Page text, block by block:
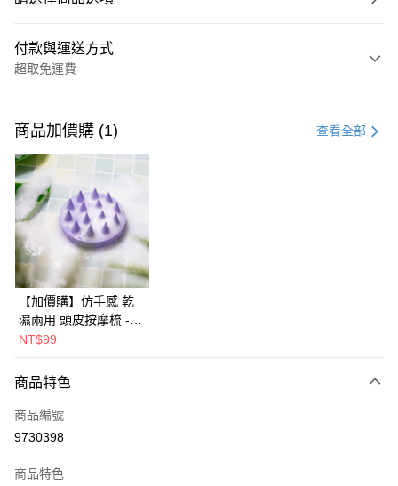
付款與運送方式
超取免運費
信用卡一次付款
超商取貨付款
LINE Pay
Apple Pay
大哥付你分期
相關說明
【大哥付你分期使用說明】
1.本服務由台灣大哥大提供，台灣大哥大用戶可立即使用無須另外申請。
2.付款方式選擇「大哥付你分期」，訂單成立後會自動跳轉到大哥付的交易
3.實際核准額度、可分期數及費用金額請依後續交易確認頁面所載為準。
消。如遇「轉專審核」未通過狀況，表示未達大哥付你分期系統評分，恕無
【繳款方式說明】
醒簡訊。
AFTEE先享後付
相關說明
AFTEE先享後付是「在收到商品之後才付款」的支付方式。 讓您購物簡單
便利好安心！
２．便利：只要手機號碼，簡訊認證，即可結帳。
３．安心：先確認商品／服務後，再付款。
【「AFTEE先享後付」結帳流程】
運送方式
全家取貨付款
商品加價購 (1) 查看全部
【加價購】仿手感 乾
濕兩用 頭皮按摩梳 -
UNA
NT$99
商品特色
商品編號
9730398
商品特色